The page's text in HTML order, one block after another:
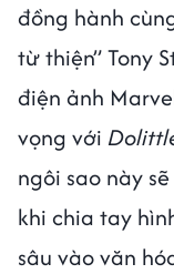
đồng hành
từ thiện” Tony
điện ảnh
vọng với
ngôi sao này
khi chia tay
sâu vào văn